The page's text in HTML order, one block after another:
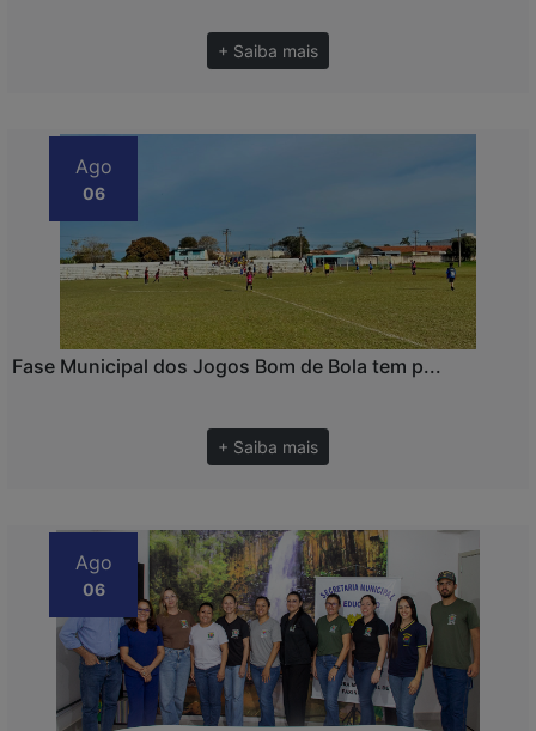
+ Saiba mais
Ago
06
Fase Municipal dos Jogos Bom de Bola tem p...
+ Saiba mais
Ago
06